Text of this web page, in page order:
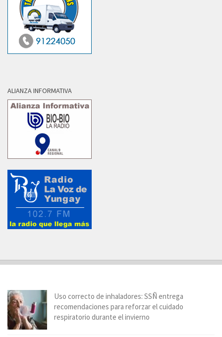
ALIANZA INFORMATIVA
Uso correcto de inhaladores: SSÑ entrega
recomendaciones para reforzar el cuidado
respiratorio durante el invierno